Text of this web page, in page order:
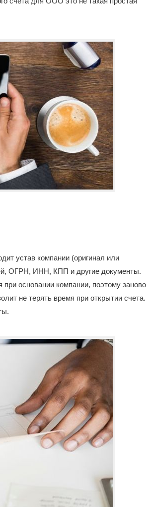
устав компании (оригинал или
ОГРН, ИНН, КПП и другие документы.
основании компании, поэтому заново
не терять время при открытии счета.